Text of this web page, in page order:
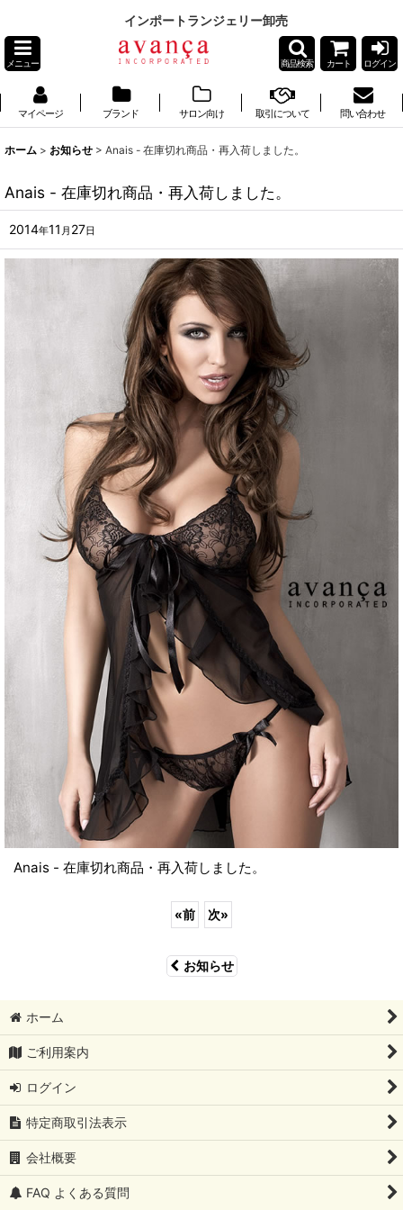
インポートランジェリー卸売
メニュー 商品検索 カート ログイン
マイページ ブランド サロン向け 取引について 問い合わせ
ホーム > お知らせ > Anais - 在庫切れ商品・再入荷しました。
Anais - 在庫切れ商品・再入荷しました。
2014年11 月 27日
Anais - 在庫切れ商品・再入荷しました。
«前 次»
お知らせ
ホーム
ご利用案内
ログイン
特定商取引法表示
会社概要
FAQ よくある質問